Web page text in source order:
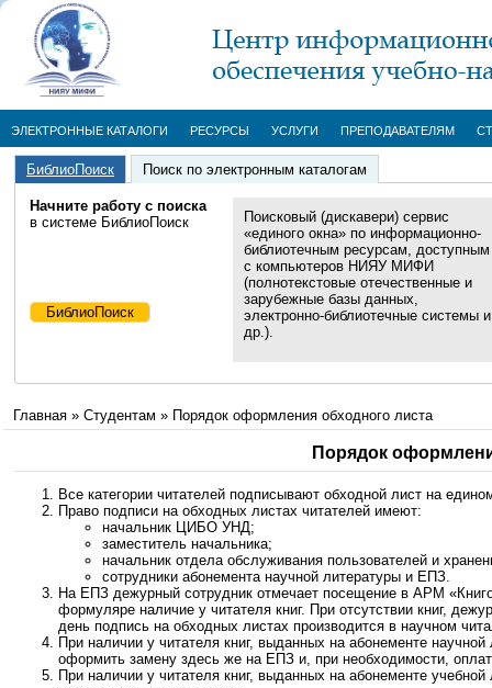
ЭЛЕКТРОННЫЕ КАТАЛОГИ РЕСУРСЫ УСЛУГИ ПРЕПОДАВАТЕЛЯМ
БиблиоПоиск Поиск по электронным каталогам
Начните работу с поиска
в системе БиблиоПоиск
Поисковый (дискавери) сервис
«единого окна» по информационно-
библиотечным ресурсам, доступным
с компьютеров НИЯУ МИФИ
(полнотекстовые отечественные и
зарубежные базы данных,
электронно-библиотечные системы и
др.).
Главная » Студентам » Порядок оформления обходного листа
Порядок
Все категории читателей подписывают обходной лист на
Право подписи на обходных листах читателей имеют:
начальник ЦИБО УНД;
заместитель начальника;
начальник отдела обслуживания пользователей и
сотрудники абонемента научной литературы и ЕПЗ.
На ЕПЗ дежурный сотрудник отмечает посещение в АРМ
формуляре наличие у читателя книг. При отсутствии книг,
день подпись на обходных листах производится в научном
При наличии у читателя книг, выданных на абонементе
оформить замену здесь же на ЕПЗ и, при необходимости,
При наличии у читателя книг, выданных на абонементе